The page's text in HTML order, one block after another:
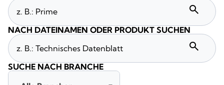
search
NACH DATEINAMEN ODER PRODUKT SUCHEN
search
SUCHE NACH BRANCHE